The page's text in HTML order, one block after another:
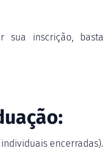
sua inscrição, basta
encerradas).